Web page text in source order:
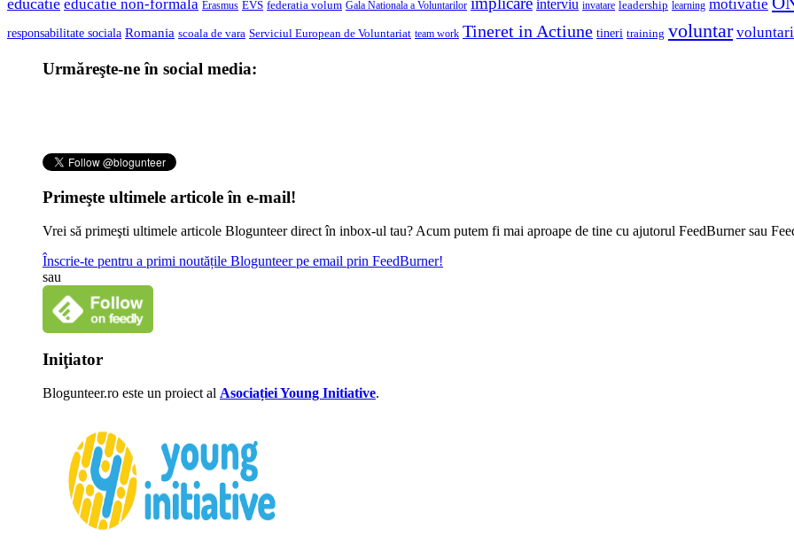
educatie non-formala Erasmus EVS federatia volum Gala Nationala a Voluntarilor interviu invatare leadership learning motivatie
responsabilitate sociala Romania scoala de vara Serviciul European de Voluntariat team work Tineret in Actiune tineri training voluntar voluntari
Urmăreşte-ne în social media:
Primeşte ultimele articole în e-mail!
Vrei să primeşti ultimele articole Blogunteer direct în inbox-ul tau? Acum putem fi mai aproape de tine cu ajutorul FeedBurner sau
Înscrie-te pentru a primi noutățile Blogunteer pe email prin FeedBurner!
sau
Iniţiator
Blogunteer.ro este un proiect al Asociației Young Initiative.